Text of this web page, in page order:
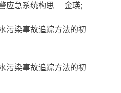
应急系统构思 金瑛;
污染事故追踪方法的初
污染事故追踪方法的初